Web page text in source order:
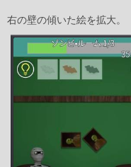
右の壁の傾いた絵を拡大。